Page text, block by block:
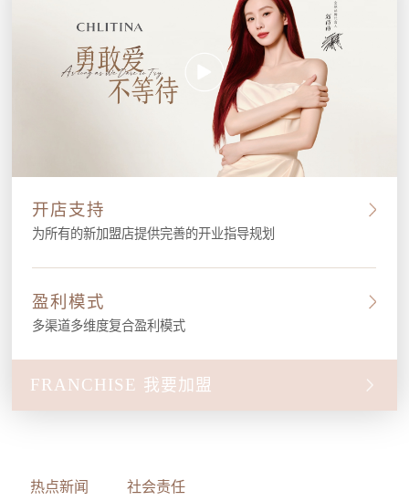
开店支持
为所有的新加盟店提供完善的开业指导规划
盈利模式
多渠道多维度复合盈利模式
FRANCHISE 我要加盟
热点新闻 社会责任